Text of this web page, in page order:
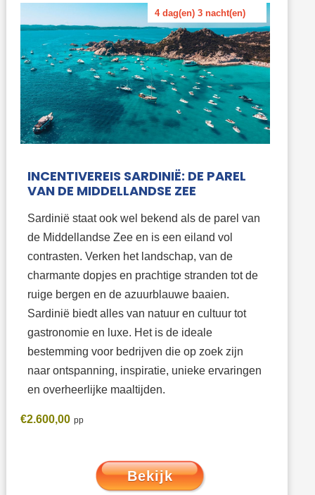
INCENTIVEREIS SARDINIË: DE PAREL
VAN DE MIDDELLANDSE ZEE
Sardinië staat ook wel bekend als de parel van
de Middellandse Zee en is een eiland vol
contrasten. Verken het landschap, van de
charmante dopjes en prachtige stranden tot de
ruige bergen en de azuurblauwe baaien.
Sardinië biedt alles van natuur en cultuur tot
gastronomie en luxe. Het is de ideale
bestemming voor bedrijven die op zoek zijn
naar ontspanning, inspiratie, unieke ervaringen
en overheerlijke maaltijden.
4 dag(en) 3 nacht(en)
€2.600,00
Bekijk